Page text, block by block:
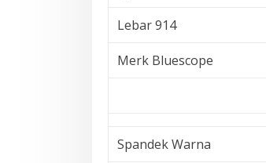
Lebar 914
Merk Bluescope
Spandek Warna